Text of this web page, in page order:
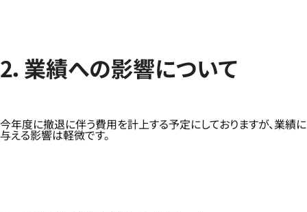
2．業績への影響について
今年度に撤退に伴う費用を計上する予定にしておりますが、業績に
与える影響は軽微です。